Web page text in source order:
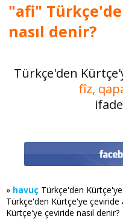
"afi"
nasıl denir?
Türkçe'den
fîz,
» havuç Türkçe'den
Türkçe'den Kürtçe'ye çeviride
Kürtçe'ye çeviride nasıl denir?